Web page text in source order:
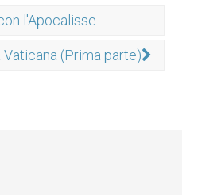
l'Apocalisse
Vaticana (Prima parte)